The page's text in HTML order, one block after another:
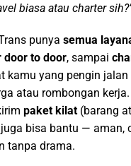
biasa atau charter
punya semua
door to door, sampai
kamu yang pengin jalan
atau rombongan
paket kilat (barang
bisa bantu — aman,
tanpa drama.